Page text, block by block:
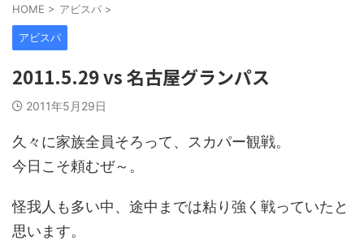
HOME > アビスパ >
アビスパ
2011.5.29 vs 名古屋グランパス
2011年5月29日
久々に家族全員そろって、スカパー観戦。
今日こそ頼むぜ～。
怪我人も多い中、途中までは粘り強く戦っていたと
思います。